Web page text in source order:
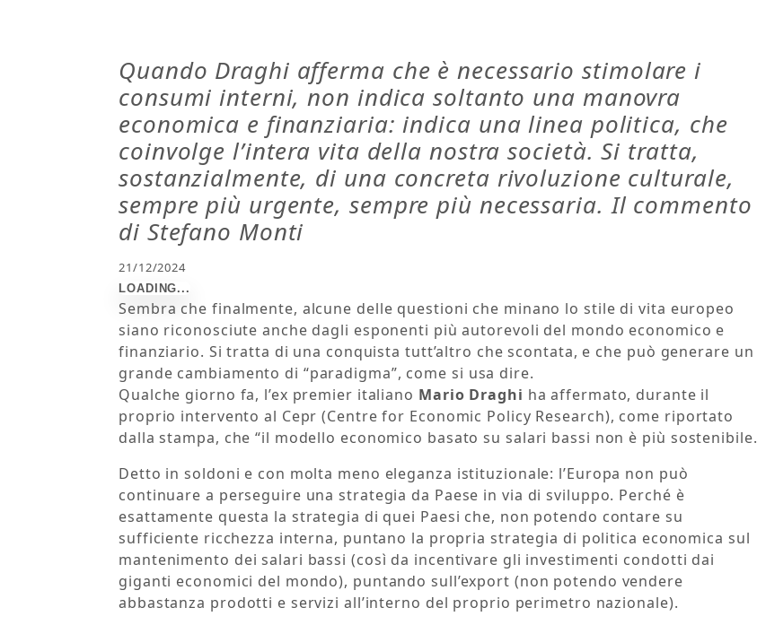
Quando Draghi afferma che è necessario stimolare i
consumi interni, non indica soltanto una manovra
economica e finanziaria: indica una linea politica, che
coinvolge l’intera vita della nostra società. Si tratta,
sostanzialmente, di una concreta rivoluzione culturale,
sempre più urgente, sempre più necessaria. Il commento
di Stefano Monti
21/12/2024
Sembra che finalmente, alcune delle questioni che minano lo stile di vita europeo
siano riconosciute anche dagli esponenti più autorevoli del mondo economico e
finanziario. Si tratta di una conquista tutt’altro che scontata, e che può generare un
grande cambiamento di “paradigma”, come si usa dire.
Qualche giorno fa, l’ex premier italiano Mario Draghi ha affermato, durante il
proprio intervento al Cepr (Centre for Economic Policy Research), come riportato
dalla stampa, che “il modello economico basato su salari bassi non è più sostenibile.
Detto in soldoni e con molta meno eleganza istituzionale: l’Europa non può
continuare a perseguire una strategia da Paese in via di sviluppo. Perché è
esattamente questa la strategia di quei Paesi che, non potendo contare su
sufficiente ricchezza interna, puntano la propria strategia di politica economica sul
mantenimento dei salari bassi (così da incentivare gli investimenti condotti dai
giganti economici del mondo), puntando sull’export (non potendo vendere
abbastanza prodotti e servizi all’interno del proprio perimetro nazionale).